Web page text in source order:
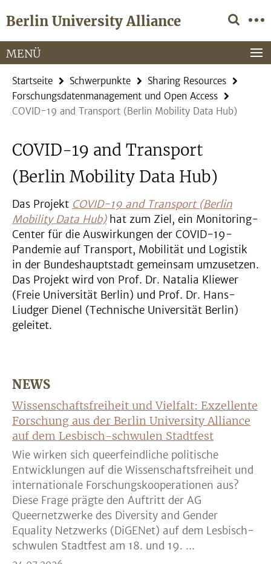
direkt
Inhalt
Berlin University Alliance
Service-
Navigation
MENÜ
Startseite Schwerpunkte
Sharing Resources
Forschungsdatenmanagement und Open Access
COVID-19 and Transport (Berlin Mobility Data Hub)
COVID-19 and Transport
(Berlin Mobility Data Hub)
Das Projekt COVID-19 and Transport (Berlin
Mobility Data Hub)hat zum Ziel, ein Monitoring-
Center für die Auswirkungen der COVID-19-
Pandemie auf Transport, Mobilität und Logistik
in der Bundeshauptstadt gemeinsam umzusetzen.
Das Projekt wird von Prof. Dr. Natalia Kliewer
(Freie Universität Berlin) und Prof. Dr. Hans-
Liudger Dienel (Technische Universität Berlin)
geleitet.
NEWS
Wissenschaftsfreiheit und Vielfalt: Exzellente
Forschung aus der Berlin University Alliance
auf dem Lesbisch-schwulen Stadtfest
Wie wirken sich queerfeindliche politische
Entwicklungen auf die Wissenschaftsfreiheit und
internationale Forschungskooperationen aus?
Diese Frage prägte den Auftritt der AG
Queernetzwerke des Diversity and Gender
Equality Netzwerks (DiGENet) auf dem Lesbisch-
schwulen Stadtfest am 18. und 19. ...